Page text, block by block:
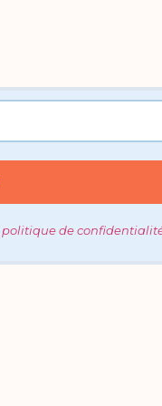
politique de